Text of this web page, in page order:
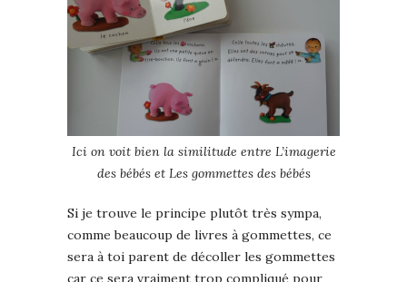
Ici on voit bien la similitude entre L’imagerie
des bébés et Les gommettes des bébés
Si je trouve le principe plutôt très sympa,
comme beaucoup de livres à gommettes, ce
sera à toi parent de décoller les gommettes
car ce sera vraiment trop compliqué pour